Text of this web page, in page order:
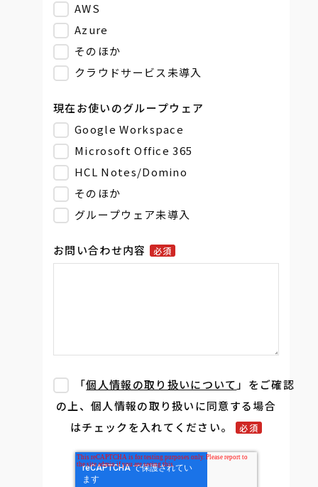
AWS
Azure
そのほか
クラウドサービス未導入
現在お使いのグループウェア
Google Workspace
Microsoft Office 365
HCL Notes/Domino
そのほか
グループウェア未導入
お問い合わせ内容 必須
「個人情報の取り扱いについて 」をご確認
の上、個人情報の取り扱いに同意する場合
はチェックを入れてください。
必須